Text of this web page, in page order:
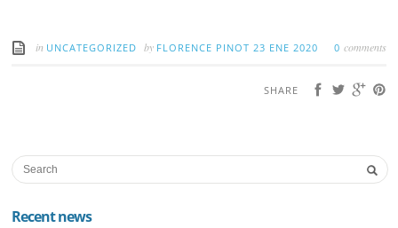
in UNCATEGORIZED by FLORENCE PINOT23 ENE 2020 0 comments
SHARE
Recent news